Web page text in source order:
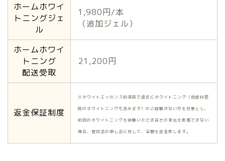
ホームホワイ
トニングジェ
ル
1,980円/本
（追加ジェル）
ホームホワイ
トニング
配送受取
21,200円
返金保証制度
※ホワイトエッセンス初来院で過去にホワイトニング（他歯科医
院のホワイトニングも含みます）のご経験がない方を対象とし、
初回のホワイトニングを体験いただき白さの変化を実感できない
場合、翌日迄の申し出に対して、全額を返金致します。